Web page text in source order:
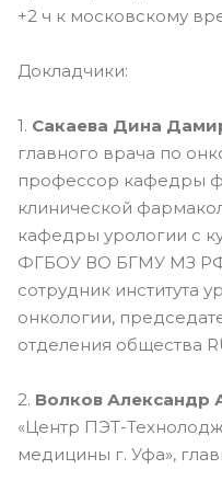
+2 ч к московскому
Докладчики:
1. Сакаева Дина
главного врача по
профессор кафедры
клинической
кафедры урологии с
ФГБОУ ВО БГМУ МЗ
сотрудник института
онкологии,
отделения общества
2. Волков Александр
«Центр ПЭТ-
медицины г. Уфа»,